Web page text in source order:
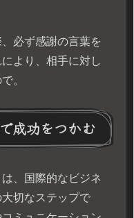
必ず感謝の言葉を
より、相手に対し
。
成功をつかむ
、国際的なビジネ
切なステップで